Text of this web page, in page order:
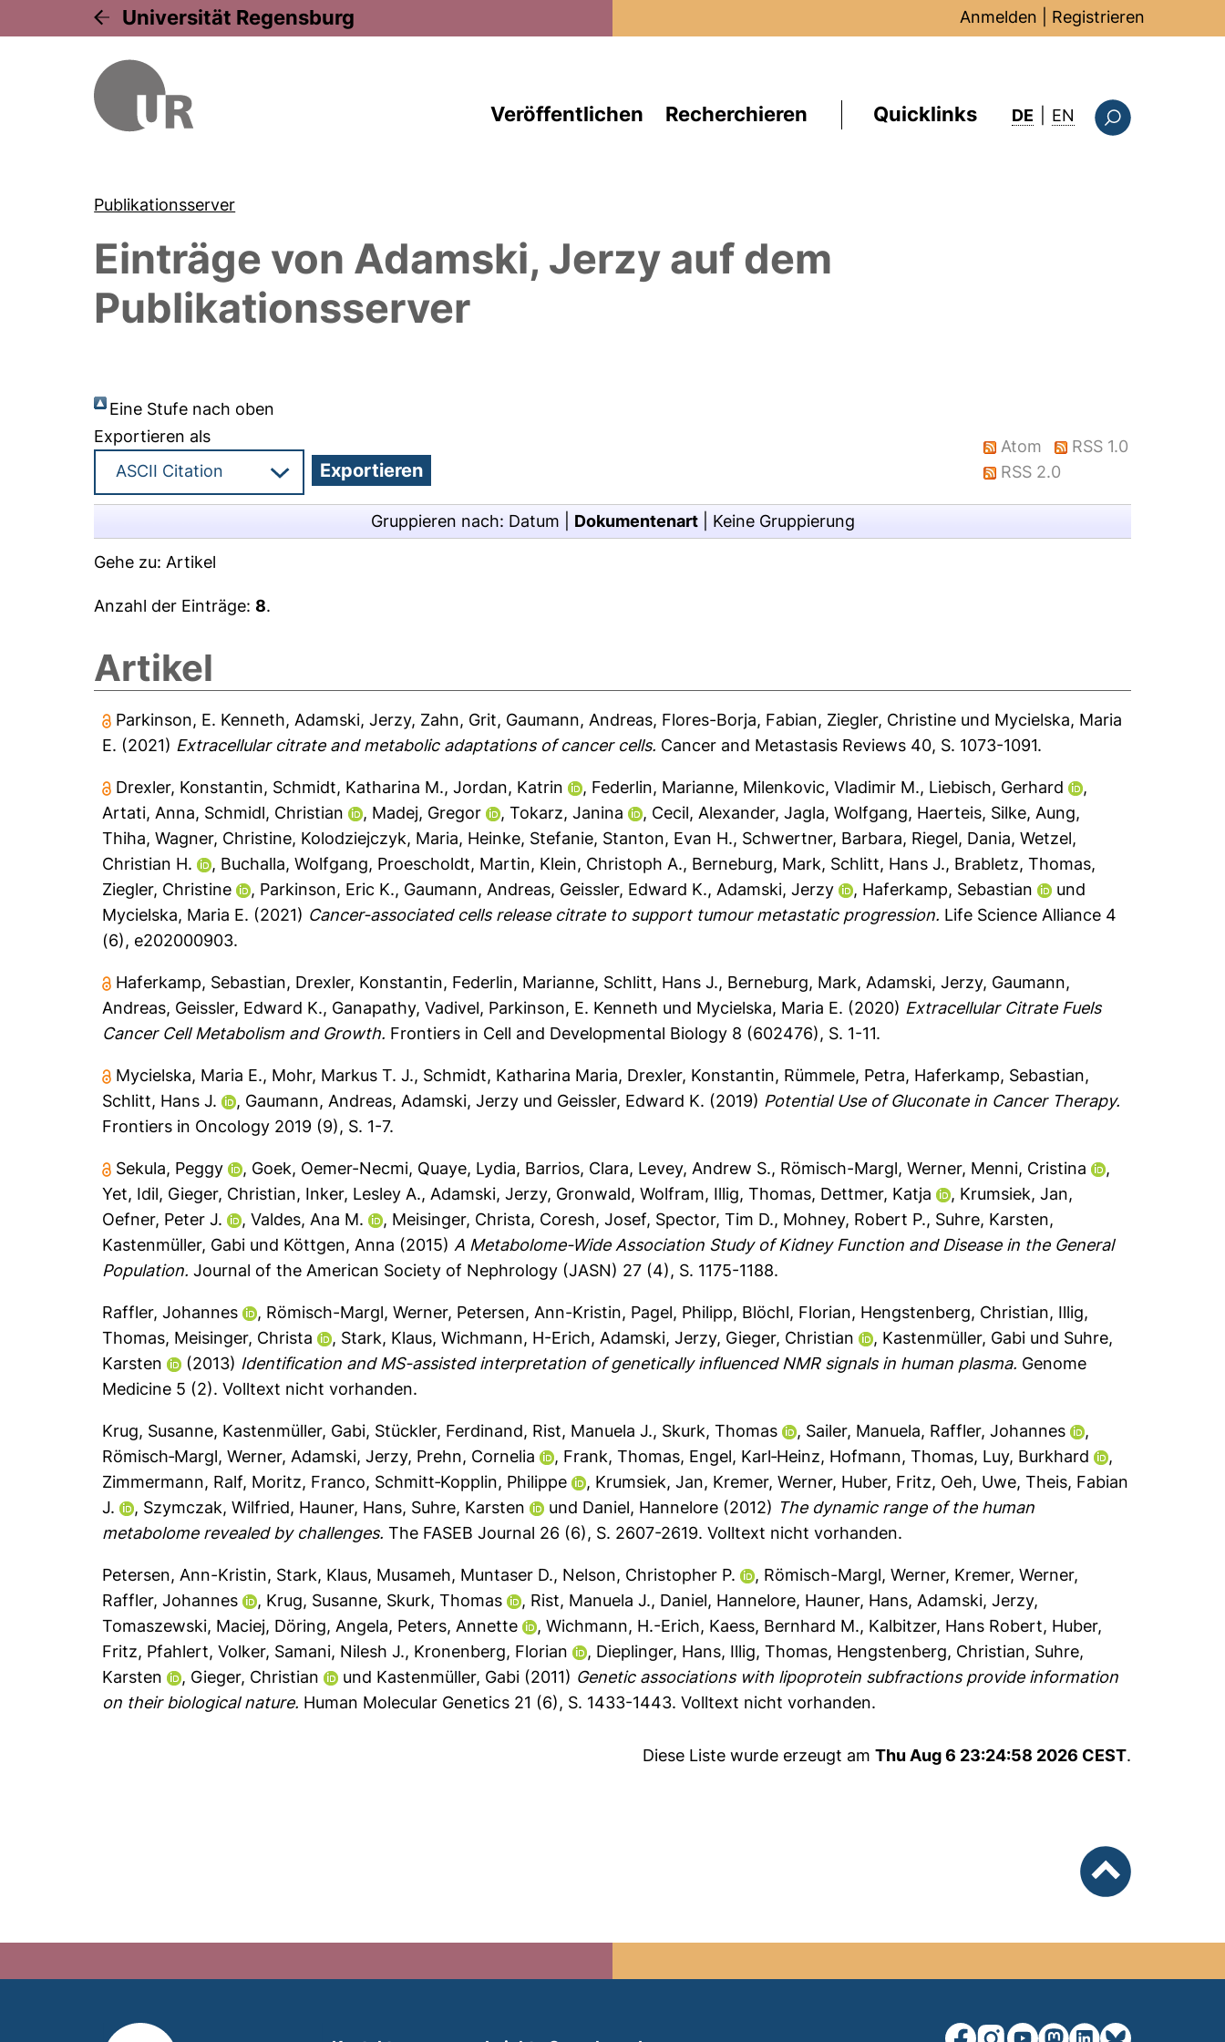
Universität Regensburg Anmelden Registrieren
Veröffentlichen Recherchieren Quicklinks DE EN : this page in
Publikationsserver
Einträge von Adamski, Jerzy auf dem
Publikationsserver
Eine Stufe nach oben
Exportieren als
Atom
RSS 1.0
RSS 2.0
Gruppieren nach: Datum Dokumentenart| Keine Gruppierung
Gehe zu: Artikel
Anzahl der Einträge: 8.
Artikel
Parkinson, E. Kenneth, Adamski, Jerzy, Zahn, Grit, Gaumann, Andreas, Flores-Borja, Fabian, Ziegler, Christine und Mycielska, Maria
E. (2021) Extracellular citrate and metabolic adaptations of cancer cells. Cancer and Metastasis Reviews 40, S. 1073-1091.
Drexler, Konstantin, Schmidt, Katharina M.,Jordan, Katrin , Federlin, Marianne, Milenkovic, Vladimir M., Liebisch, Gerhard
,
Artati, Anna, Schmidl, Christian , Madej, Gregor ,Tokarz, Janina , Cecil, Alexander,Jagla, Wolfgang, Haerteis, Silke, Aung,
Thiha,Wagner, Christine, Kolodziejczyk, Maria, Heinke, Stefanie, Stanton, Evan H., Schwertner, Barbara, Riegel, Dania,Wetzel,
Christian H.
, Buchalla, Wolfgang, Proescholdt, Martin, Klein, Christoph A., Berneburg, Mark, Schlitt, Hans J., Brabletz, Thomas,
Ziegler, Christine
, Parkinson, Eric K., Gaumann, Andreas, Geissler, Edward K., Adamski, Jerzy , Haferkamp, Sebastian
und
Mycielska, Maria E. (2021) Cancer-associated cells release citrate to support tumour metastatic progression. Life Science Alliance 4
(6), e202000903.
Haferkamp, Sebastian, Drexler, Konstantin, Federlin, Marianne, Schlitt, Hans J., Berneburg, Mark, Adamski, Jerzy, Gaumann,
Andreas, Geissler, Edward K., Ganapathy, Vadivel, Parkinson, E. Kenneth und Mycielska, Maria E. (2020) Extracellular Citrate Fuels
Cancer Cell Metabolism and Growth. Frontiers in Cell and Developmental Biology 8 (602476), S. 1-11.
Mycielska, Maria E., Mohr, Markus T. J., Schmidt, Katharina Maria, Drexler, Konstantin, Rümmele, Petra, Haferkamp, Sebastian,
Schlitt, Hans J.
, Gaumann, Andreas, Adamski, Jerzy und Geissler, Edward K. (2019) Potential Use of Gluconate in Cancer Therapy.
Frontiers in Oncology 2019 (9), S. 1-7.
Sekula, Peggy , Goek, Oemer-Necmi, Quaye, Lydia, Barrios, Clara, Levey, Andrew S., Römisch-Margl, Werner, Menni, Cristina
,
Yet, Idil, Gieger, Christian, Inker, Lesley A., Adamski, Jerzy, Gronwald, Wolfram, Illig, Thomas, Dettmer, Katja , Krumsiek, Jan,
Oefner, Peter J.
,Valdes, Ana M. , Meisinger, Christa, Coresh, Josef, Spector, Tim D., Mohney, Robert P., Suhre, Karsten,
Kastenmüller, Gabi und Köttgen, Anna (2015) A Metabolome-Wide Association Study of Kidney Function and Disease in the General
Population. Journal of the American Society of Nephrology (JASN) 27 (4), S. 1175-1188.
Raffler, Johannes , Römisch-Margl, Werner, Petersen, Ann-Kristin, Pagel, Philipp, Blöchl, Florian, Hengstenberg, Christian, Illig,
Thomas, Meisinger, Christa , Stark, Klaus,Wichmann, H-Erich, Adamski, Jerzy, Gieger, Christian , Kastenmüller, Gabi und Suhre,
Karsten
(2013) Identification and MS-assisted interpretation of genetically influenced NMR signals in human plasma. Genome
Medicine 5 (2).Volltext nicht vorhanden.
Krug, Susanne, Kastenmüller, Gabi, Stückler, Ferdinand, Rist, Manuela J., Skurk, Thomas , Sailer, Manuela, Raffler, Johannes
,
Römisch‐Margl, Werner, Adamski, Jerzy, Prehn, Cornelia , Frank, Thomas, Engel, Karl‐Heinz, Hofmann, Thomas, Luy, Burkhard
,
Zimmermann, Ralf, Moritz, Franco, Schmitt‐Kopplin, Philippe , Krumsiek, Jan, Kremer, Werner, Huber, Fritz, Oeh, Uwe,Theis, Fabian
J.
, Szymczak, Wilfried, Hauner, Hans, Suhre, Karsten und Daniel, Hannelore (2012) The dynamic range of the human
metabolome revealed by challenges. The FASEB Journal 26 (6), S. 2607-2619.Volltext nicht vorhanden.
Petersen, Ann-Kristin, Stark, Klaus, Musameh, Muntaser D., Nelson, Christopher P. , Römisch-Margl, Werner, Kremer, Werner,
Raffler, Johannes
, Krug, Susanne, Skurk, Thomas , Rist, Manuela J., Daniel, Hannelore, Hauner, Hans, Adamski, Jerzy,
Tomaszewski, Maciej, Döring, Angela, Peters, Annette ,Wichmann, H.-Erich, Kaess, Bernhard M., Kalbitzer, Hans Robert, Huber,
Fritz, Pfahlert, Volker, Samani, Nilesh J., Kronenberg, Florian , Dieplinger, Hans, Illig, Thomas, Hengstenberg, Christian, Suhre,
Karsten
, Gieger, Christian und Kastenmüller, Gabi (2011) Genetic associations with lipoprotein subfractions provide information
on their biological nature. Human Molecular Genetics 21 (6), S. 1433-1443.Volltext nicht vorhanden.
Diese Liste wurde erzeugt am Thu Aug 6 23:24:58 2026 CEST.
unsere Facebook-Seite (externer
unsere Instagram-Seite
unsere YouTube-Seite
unsere Mastodon-
unsere LinkedIn-
unsere